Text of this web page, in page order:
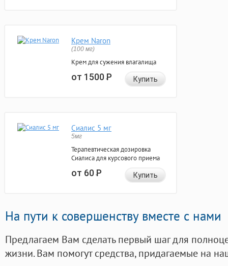
Крем Naron
(100 мг)
Крем для сужения влагалища
от 1500Р Купить
Сиалис 5 мг
5мг
Терапевтическая дозировка
Сиалиса для курсового приема
от 60Р Купить
На пути к совершенству вместе с нами
Предлагаем Вам сделать первый шаг для
жизни. Вам помогут средства, придагаемые на